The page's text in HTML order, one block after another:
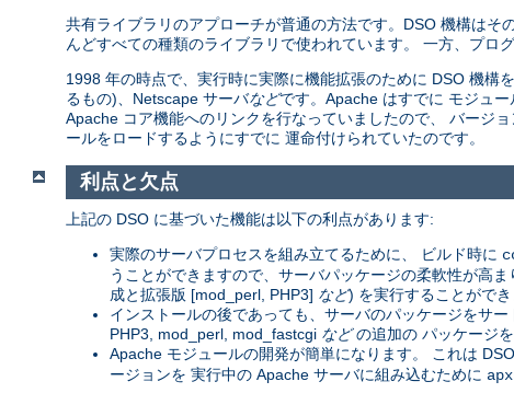
共有ライブラリのアプローチが普通の方法です。DSO 機構は
んどすべての種類のライブラリで使われています。 一方、プロ
1998 年の時点で、実行時に実際に機能拡張のために DSO 機構
るもの)、Netscape サーバなどです。Apache はすでに モジュ
Apache コア機能へのリンクを行なっていましたので、 バージ
ールをロードするようにすでに 運命付けられていたのです。
利点と欠点
上記の DSO に基づいた機能は以下の利点があります:
実際のサーバプロセスを組み立てるために、 ビルド時に
うことができますので、サーバパッケージの柔軟性が高
成と拡張版 [mod_perl, PHP3] など) を実行することができ
インストールの後であっても、サーバのパッケージをサ
PHP3, mod_perl, mod_fastcgi などの追加の パッケージ
Apache モジュールの開発が簡単になります。 これは
ージョンを 実行中の Apache サーバに組み込むために